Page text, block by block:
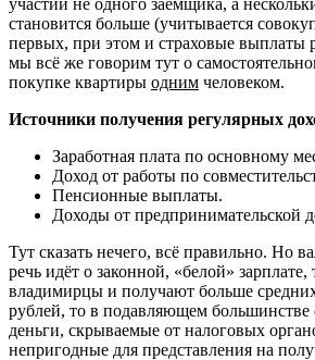
становится больше (учитывается
первых, при этом и страховые выплаты
мы всё же говорим тут о
покупке квартиры одним человеком.
Источники получения регулярных
Заработная плата по основному
Доход от работы по
Пенсионные выплаты.
Доходы от предпринимательской
Тут сказать нечего, всё правильно. Но
речь идёт о законной, «белой» зарплате,
владимирцы и получают больше
рублей, то в подавляющем большинстве
деньги, скрываемые от налоговых
непригодные для представления на